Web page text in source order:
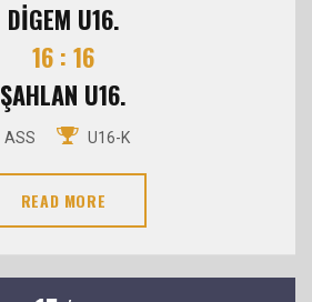
DİGEM U16.
16 : 16
ŞAHLAN U16.
ASS U16-K
READ MORE